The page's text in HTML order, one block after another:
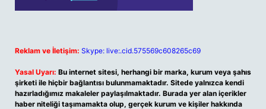
Reklam ve İletişim: Skype: live:.cid.575569c608265c69
Yasal Uyarı: Bu internet sitesi, herhangi bir marka, kurum veya şahıs
şirketi ile hiçbir bağlantısı bulunmamaktadır. Sitede yalnızca kendi
hazırladığımız makaleler paylaşılmaktadır. Burada yer alan içerikler
haber niteliği taşımamakta olup, gerçek kurum ve kişiler hakkında